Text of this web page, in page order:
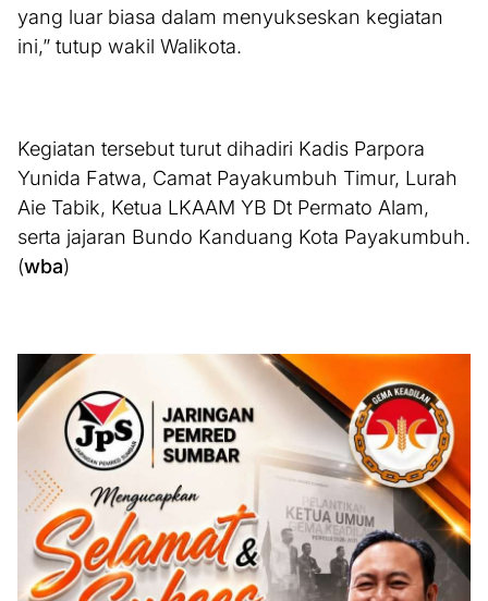
yang luar biasa dalam menyukseskan kegiatan
ini,” tutup wakil Walikota.
Kegiatan tersebut turut dihadiri Kadis Parpora
Yunida Fatwa, Camat Payakumbuh Timur, Lurah
Aie Tabik, Ketua LKAAM YB Dt Permato Alam,
serta jajaran Bundo Kanduang Kota Payakumbuh.
(wba)